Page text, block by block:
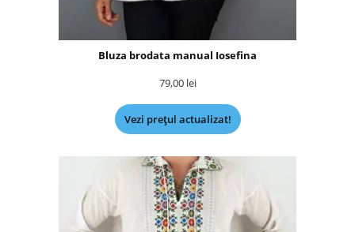
Bluza brodata manual Iosefina
79,00 lei
Vezi prețul actualizat!